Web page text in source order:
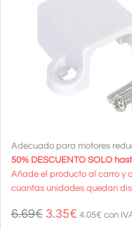
Adecuado para motores
50% DESCUENTO SOLO
Añade el producto al carro y
cuantas unidades quedan
6.69€ 3.35€ 4.05€ con